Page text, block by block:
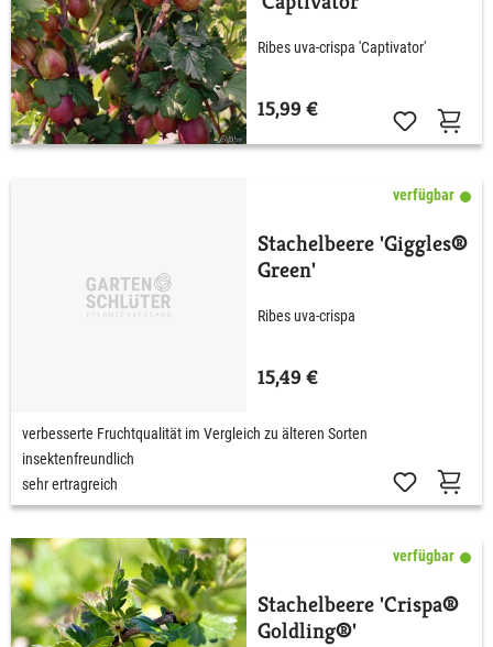
Ribes uva-crispa 'Captivator'
15,99 €
verfügbar
Stachelbeere 'Giggles®
Green'
Ribes uva-crispa
15,49 €
verbesserte Fruchtqualität im Vergleich zu älteren Sorten
insektenfreundlich
sehr ertragreich
verfügbar
Stachelbeere 'Crispa®
Goldling®'